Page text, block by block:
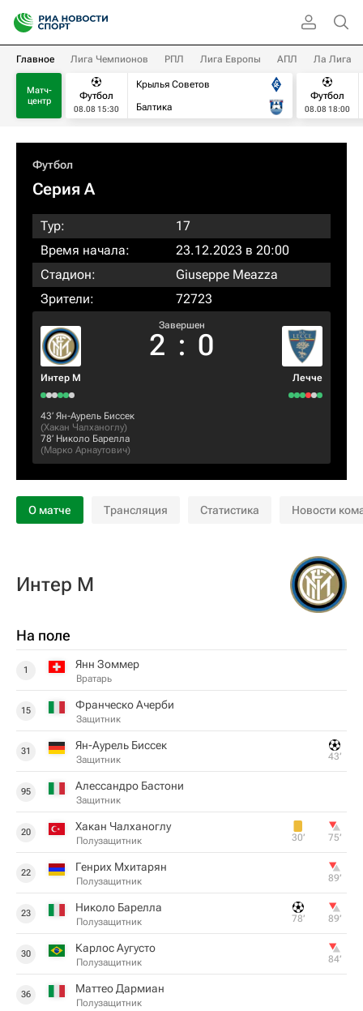
Главное Лига Чемпионов РПЛ Лига Европы АПЛ Ла Лига
Матч-
центр
Футбол
08.08 15:30
Крылья Советов
Балтика
Футбол
08.08 18:00
Футбол
Серия А
Тур:
17
Время начала:
23.12.2023 в 20:00
Стадион:
Giuseppe Meazza
Зрители:
72723
Интер М
Завершен
2 : 0
Лечче
43‎’‎ Ян-Аурель Биссек
(Хакан Чалханоглу)
78‎’‎ Николо Барелла
(Марко Арнаутович)
О матче Трансляция Статистика Новости
Интер М
На поле
1 Янн Зоммер
Вратарь
15 Франческо Ачерби
Защитник
31 Ян-Аурель Биссек
Защитник 43‎’‎
95 Алессандро Бастони
Защитник
20 Хакан Чалханоглу
Полузащитник 30‎’‎ 75‎’‎
22 Генрих Мхитарян
Полузащитник 89‎’‎
23 Николо Барелла
Полузащитник 78‎’‎ 89‎’‎
30 Карлос Аугусто
Полузащитник 84‎’‎
36 Маттео Дармиан
Полузащитник